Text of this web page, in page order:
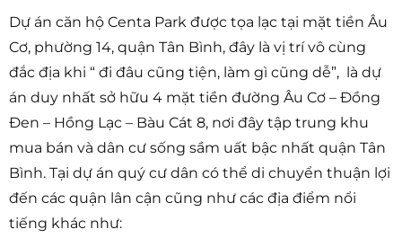
Dự án căn hộ Centa Park được tọa lạc tại mặt tiền Âu
Cơ, phường 14, quận Tân Bình, đây là vị trí vô cùng
đắc địa khi “ đi đâu cũng tiện, làm gì cũng dễ”, là dự
án duy nhất sở hữu 4 mặt tiền đường Âu Cơ – Đồng
Đen – Hồng Lạc – Bàu Cát 8, nơi đây tập trung khu
mua bán và dân cư sống sầm uất bậc nhất quận Tân
Bình. Tại dự án quý cư dân có thể di chuyển thuận lợi
đến các quận lân cận cũng như các địa điểm nổi
tiếng khác như: